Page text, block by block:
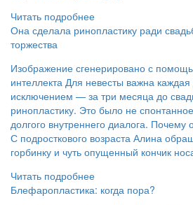
Читать подробнее
Она сделала ринопластику ради
торжества
Изображение сгенерировано с
интеллекта Для невесты важна
исключением — за три месяца до
ринопластику. Это было не
долгого внутреннего диалога. Почему
С подросткового возраста Алина
горбинку и чуть опущенный кончик
Читать подробнее
Блефаропластика: когда пора?